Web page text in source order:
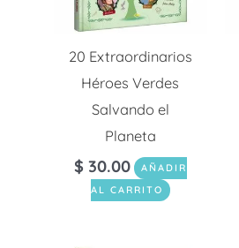
20 Extraordinarios
Héroes Verdes
Salvando el
Planeta
$ 30.00
AÑADIR
AL CARRITO